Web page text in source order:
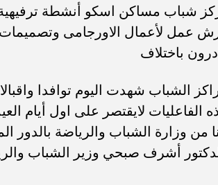
شباب مساكن اسكو أنشطة
عمل لأعمال الاورجامى وتصميمات
باختلاف
الشباب شهدت اليوم توافدا
الفاعليات لايقتصر على اول أيام
من وزارة الشباب والرياضة
أشرف صبحي وزير الشباب